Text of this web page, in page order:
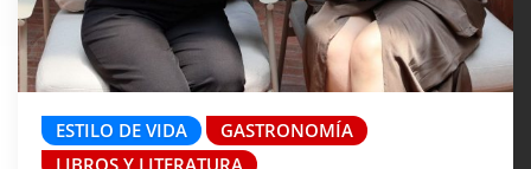
ESTILO DE VIDA
GASTRONOMÍA